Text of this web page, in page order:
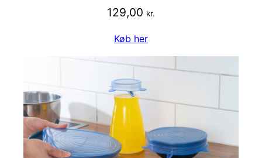
129,00 kr.
Køb her